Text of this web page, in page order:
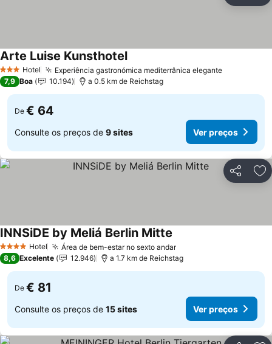
3 EstrelasHotel Experiência gastronómica mediterrânica eleganteVer preços
Arte Luise KunsthotelVer preços
7,9 Boa 10.194 a 0.5 km de Reichstag
De € 64
Consulte os preços de 9 sites Ver preços
Partilhar
4 EstrelasHotel Área de bem-estar no sexto andarVer preços
INNSiDE by Meliá Berlin Mitte
8,6 Excelente 12.946 a 1.7 km de Reichstag
De € 81
Consulte os preços de 15 sites Ver preços